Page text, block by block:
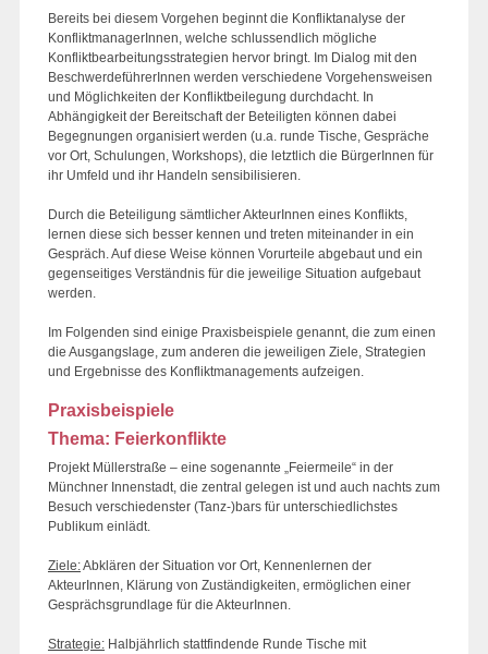
Bereits bei diesem Vorgehen beginnt die Konfliktanalyse der
KonfliktmanagerInnen, welche schlussendlich mögliche
Konfliktbearbeitungsstrategien hervor bringt. Im Dialog mit den
BeschwerdeführerInnen werden verschiedene Vorgehensweisen
und Möglichkeiten der Konfliktbeilegung durchdacht. In
Abhängigkeit der Bereitschaft der Beteiligten können dabei
Begegnungen organisiert werden (u.a. runde Tische, Gespräche
vor Ort, Schulungen, Workshops), die letztlich die BürgerInnen für
ihr Umfeld und ihr Handeln sensibilisieren.
Durch die Beteiligung sämtlicher AkteurInnen eines Konflikts,
lernen diese sich besser kennen und treten miteinander in ein
Gespräch. Auf diese Weise können Vorurteile abgebaut und ein
gegenseitiges Verständnis für die jeweilige Situation aufgebaut
werden.
Im Folgenden sind einige Praxisbeispiele genannt, die zum einen
die Ausgangslage, zum anderen die jeweiligen Ziele, Strategien
und Ergebnisse des Konfliktmanagements aufzeigen.
Praxisbeispiele
Thema: Feierkonflikte
Projekt Müllerstraße – eine sogenannte „Feiermeile“ in der
Münchner Innenstadt, die zentral gelegen ist und auch nachts zum
Besuch verschiedenster (Tanz-)bars für unterschiedlichstes
Publikum einlädt.
Ziele:Abklären der Situation vor Ort, Kennenlernen der
AkteurInnen, Klärung von Zuständigkeiten, ermöglichen einer
Gesprächsgrundlage für die AkteurInnen.
Strategie: Halbjährlich stattfindende Runde Tische mit